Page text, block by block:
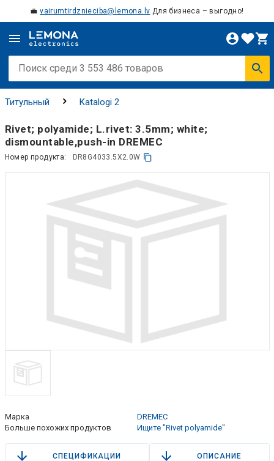
💼vairumtirdznieciba@lemona.lv Для бизнеса – выгодно!
Титульный Katalogi 2
Rivet; polyamide; L.rivet: 3.5mm; white;
dismountable,push-in DREMEC
Номер продукта: DR8G4033.5X2.0W
Марка
DREMEC
Больше похожих продуктов
Ищите "Rivet polyamide"
СПЕЦИФИКАЦИИ ОПИСАНИЕ